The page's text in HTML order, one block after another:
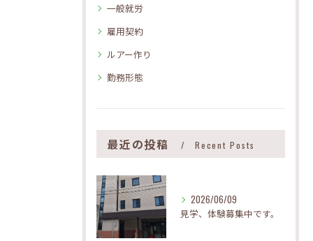
一般就労
雇用契約
ルアー作り
勤務形態
最近の投稿 Recent Posts
2026/06/09
見学、体験募集中です。